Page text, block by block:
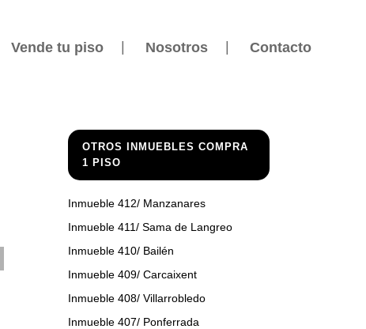
Vende tu piso Nosotros Contacto
OTROS INMUEBLES COMPRA
1 PISO
Inmueble 412/ Manzanares
Inmueble 411/ Sama de Langreo
Inmueble 410/ Bailén
Inmueble 409/ Carcaixent
Inmueble 408/ Villarrobledo
Inmueble 407/ Ponferrada